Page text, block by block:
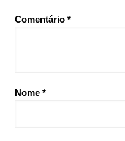
Comentário *
Nome *